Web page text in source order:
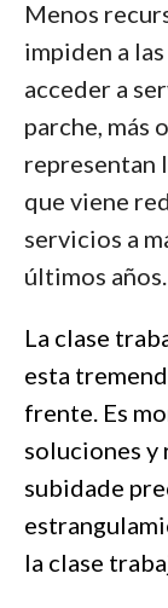
Menos
impiden a
acceder a
parche, más
representan
que viene
servicios a
últimos años.
La clase
esta
frente. Es
soluciones y
subidade
la clase